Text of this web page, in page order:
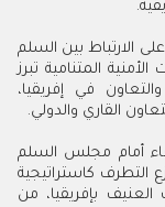
الارتباط بين السلم
المتنامية تبرز
في إفريقيا،
القاري والدولي.
أمام مجلس السلم
التطرف كاستراتيجية
بإفريقيا، من